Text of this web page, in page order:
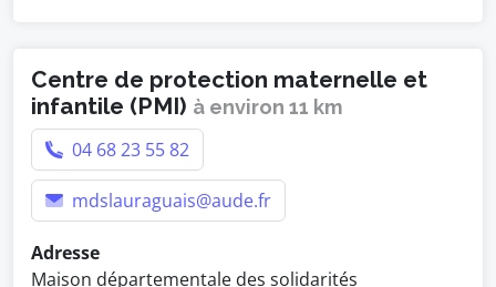
Centre de protection maternelle et
infantile (PMI) à environ 11 km
04 68 23 55 82
mdslauraguais@aude.fr
Adresse
Maison départementale des solidarités